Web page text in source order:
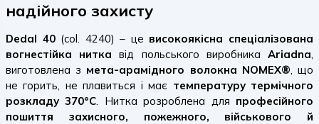
надійного захисту
Dedal 40(col. 4240) – це високоякісна спеціалізована
вогнестійка нитка від польського виробникаAriadna,
виготовлена з мета-арамідного волокна NOMEX®, що
не горить, не плавиться і має температуру термічного
розкладу 370°C. Нитка розроблена для професійного
пошиття захисного, пожежного, військового й